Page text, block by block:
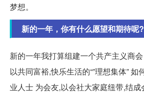
梦想。
新的一年，你有什么愿望和期待呢?
新的一年我打算组建一个共产主义商
以共同富裕,快乐生活的“”理想集体” 如
业人士 为会友,以会社大家庭纽带,结成